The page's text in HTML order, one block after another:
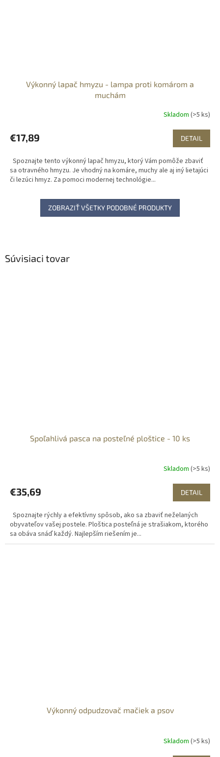
Súvisiaci tovar
Spoľahlivá pasca na posteľné ploštice - 10 ks
Skladom (>5 ks)
€35,69 DETAIL
Spoznajte rýchly a efektívny spôsob, ako sa zbaviť neželaných
obyvateľov vašej postele. Ploštica posteľná je strašiakom, ktorého
sa obáva snáď každý. Najlepším riešením je...
Výkonný odpudzovač mačiek a psov
Skladom (>5 ks)
Výkonný lapač hmyzu - lampa proti komárom a
muchám
Skladom (>5 ks)
€17,89 DETAIL
Spoznajte tento výkonný lapač hmyzu, ktorý Vám pomôže zbaviť
sa otravného hmyzu. Je vhodný na komáre, muchy ale aj iný lietajúci
či lezúci hmyz. Za pomoci modernej technológie...
ZOBRAZIŤ VŠETKY PODOBNÉ PRODUKTY